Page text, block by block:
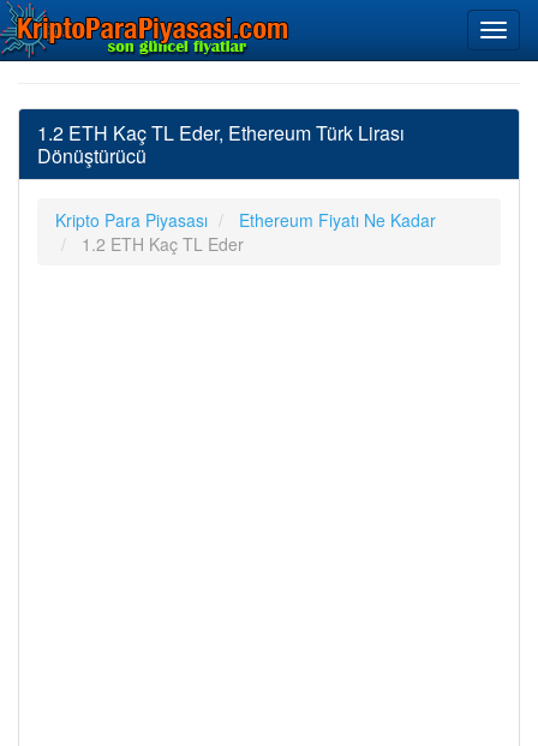
1.2 ETH Kaç TL Eder, Ethereum Türk Lirası
Dönüştürücü
Kripto Para Piyasası
Ethereum Fiyatı Ne Kadar
1.2 ETH Kaç TL Eder